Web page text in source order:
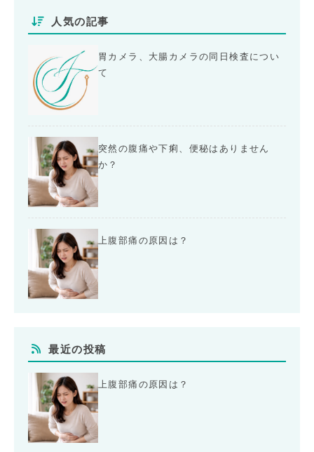
人気の記事
胃カメラ、大腸カメラの同日検査につい
て
突然の腹痛や下痢、便秘はありません
か？
上腹部痛の原因は？
最近の投稿
上腹部痛の原因は？